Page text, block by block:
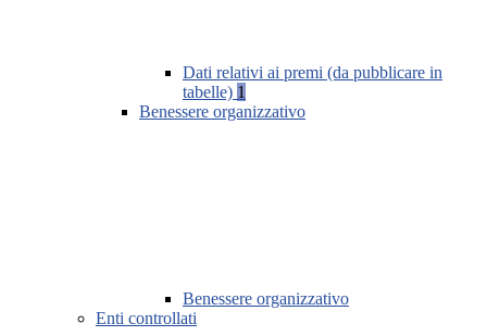
Dati relativi ai premi (da pubblicare in
tabelle) 1
Benessere organizzativo
Benessere organizzativo
Enti controllati